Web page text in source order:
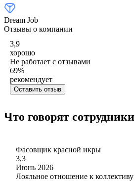
Dream Job
Отзывы о компании
3,9
хорошо
Не работает с отзывами
69%
рекомендует
Оставить отзыв
Что говорят сотрудники
Фасовщик красной икры
3,3
Июнь 2026
Лояльное отношение к коллективу